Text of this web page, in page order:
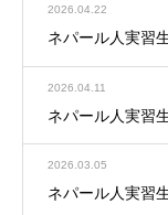
2026.04.22
ネパール人実習
2026.04.11
ネパール人実習
2026.03.05
ネパール人実習